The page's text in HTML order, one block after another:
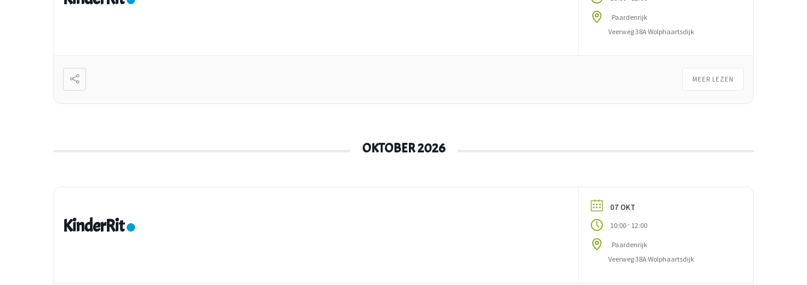
Paardenrijk
Veerweg 38A Wolphaartsdijk
MEER LEZEN
OKTOBER 2026
KinderRit
07 OKT
10:00- 12:00
Paardenrijk
Veerweg 38A Wolphaartsdijk